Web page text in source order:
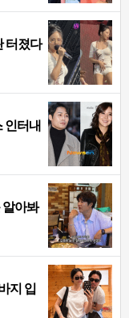
터졌다
인터내
아봐
지 입